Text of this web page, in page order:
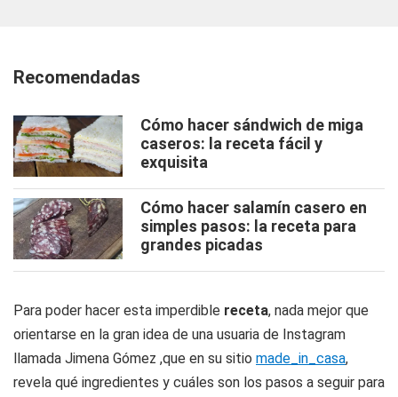
Recomendadas
Cómo hacer sándwich de miga
caseros: la receta fácil y
exquisita
Cómo hacer salamín casero en
simples pasos: la receta para
grandes picadas
Para poder hacer esta imperdible receta, nada mejor que
orientarse en la gran idea de una usuaria de Instagram
llamada Jimena Gómez ,que en su sitio made_in_casa,
revela qué ingredientes y cuáles son los pasos a seguir para